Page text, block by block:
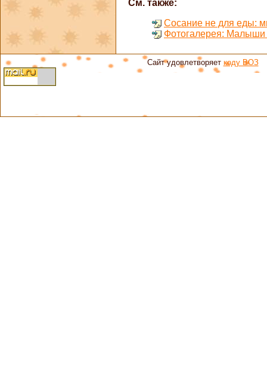
См. также:
Сосание не для еды:
Фотогалерея: Малыши
Сайт удовлетворяет коду ВОЗ